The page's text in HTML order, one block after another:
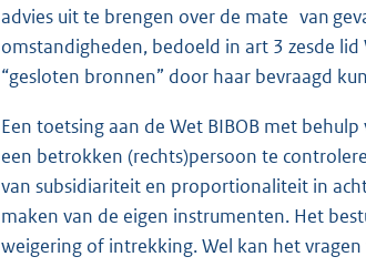
advies uit te brengen over de mate van
omstandigheden, bedoeld in art 3 zesde
“gesloten bronnen” door haar bevraagd
Een toetsing aan de Wet BIBOB met
een betrokken (rechts)persoon te
van subsidiariteit en proportionaliteit in
maken van de eigen instrumenten. Het
weigering of intrekking. Wel kan het